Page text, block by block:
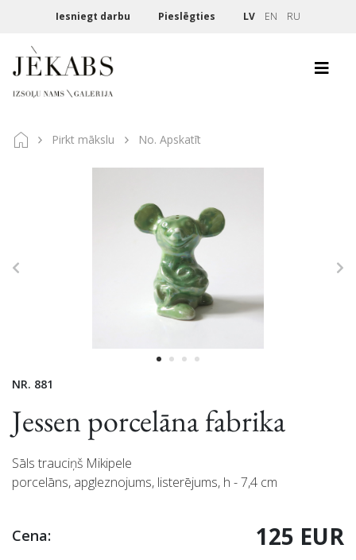
Iesniegt darbu Pieslēgties LV EN RU
Pirkt mākslu No. Apskatīt
NR. 881
Jessen porcelāna fabrika
Sāls trauciņš Mikipele
porcelāns, apgleznojums, listerējums, h - 7,4 cm
Cena: 125 EUR